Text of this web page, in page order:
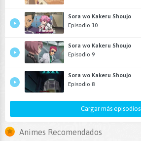
Sora wo Kakeru Shoujo
Episodio 10
Sora wo Kakeru Shoujo
Episodio 9
Sora wo Kakeru Shoujo
Episodio 8
Cargar más episodios
Animes Recomendados